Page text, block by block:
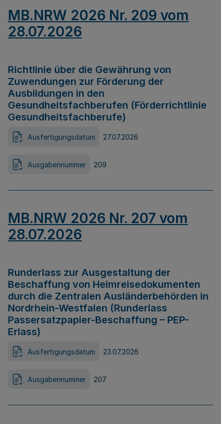
MB.NRW 2026 Nr. 209 vom
28.07.2026
Richtlinie über die Gewährung von
Zuwendungen zur Förderung der
Ausbildungen in den
Gesundheitsfachberufen (Förderrichtlinie
Gesundheitsfachberufe)
Ausfertigungsdatum 27.07.2026
Ausgabennummer 209
MB.NRW 2026 Nr. 207 vom
28.07.2026
Runderlass zur Ausgestaltung der
Beschaffung von Heimreisedokumenten
durch die Zentralen Ausländerbehörden in
Nordrhein-Westfalen (Runderlass
Passersatzpapier-Beschaffung – PEP-
Erlass)
Ausfertigungsdatum 23.07.2026
Ausgabennummer 207